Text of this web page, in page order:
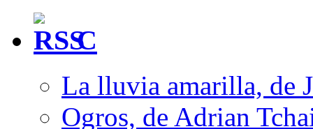
C
La lluvia amarilla, de
Ogros, de Adrian